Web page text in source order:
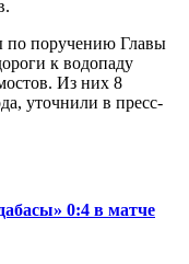
по поручению Главы
к водопаду
Из них 8
уточнили в пресс-
0:4 в матче